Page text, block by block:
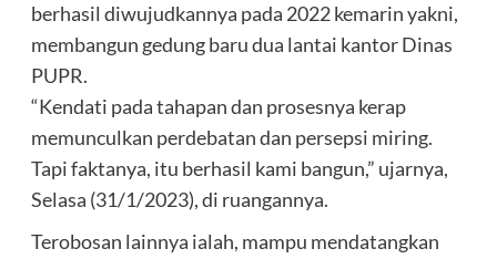
berhasil diwujudkannya pada 2022 kemarin yakni,
membangun gedung baru dua lantai kantor Dinas
PUPR.
“Kendati pada tahapan dan prosesnya kerap
memunculkan perdebatan dan persepsi miring.
Tapi faktanya, itu berhasil kami bangun,” ujarnya,
Selasa (31/1/2023), di ruangannya.
Terobosan lainnya ialah, mampu mendatangkan